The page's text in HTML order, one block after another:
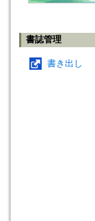
書誌管理
書き出し